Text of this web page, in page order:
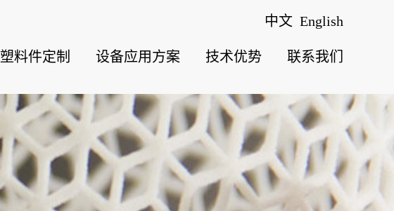
中文 English
塑料件定制 设备应用方案 技术优势 联系我们